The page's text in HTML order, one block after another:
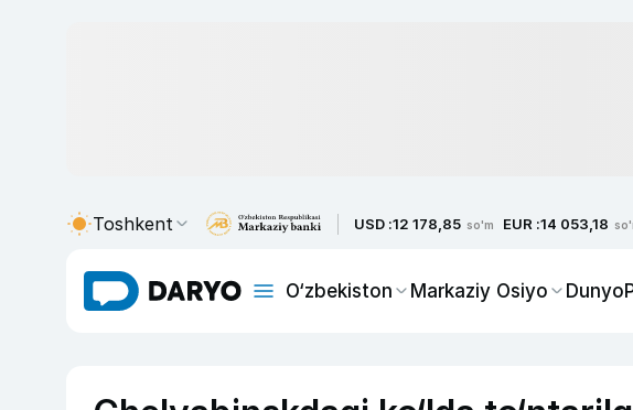
Toshkent USD :12 178,85 so'm EUR :14 053,18
O‘zbekiston Markaziy Osiyo Dunyo